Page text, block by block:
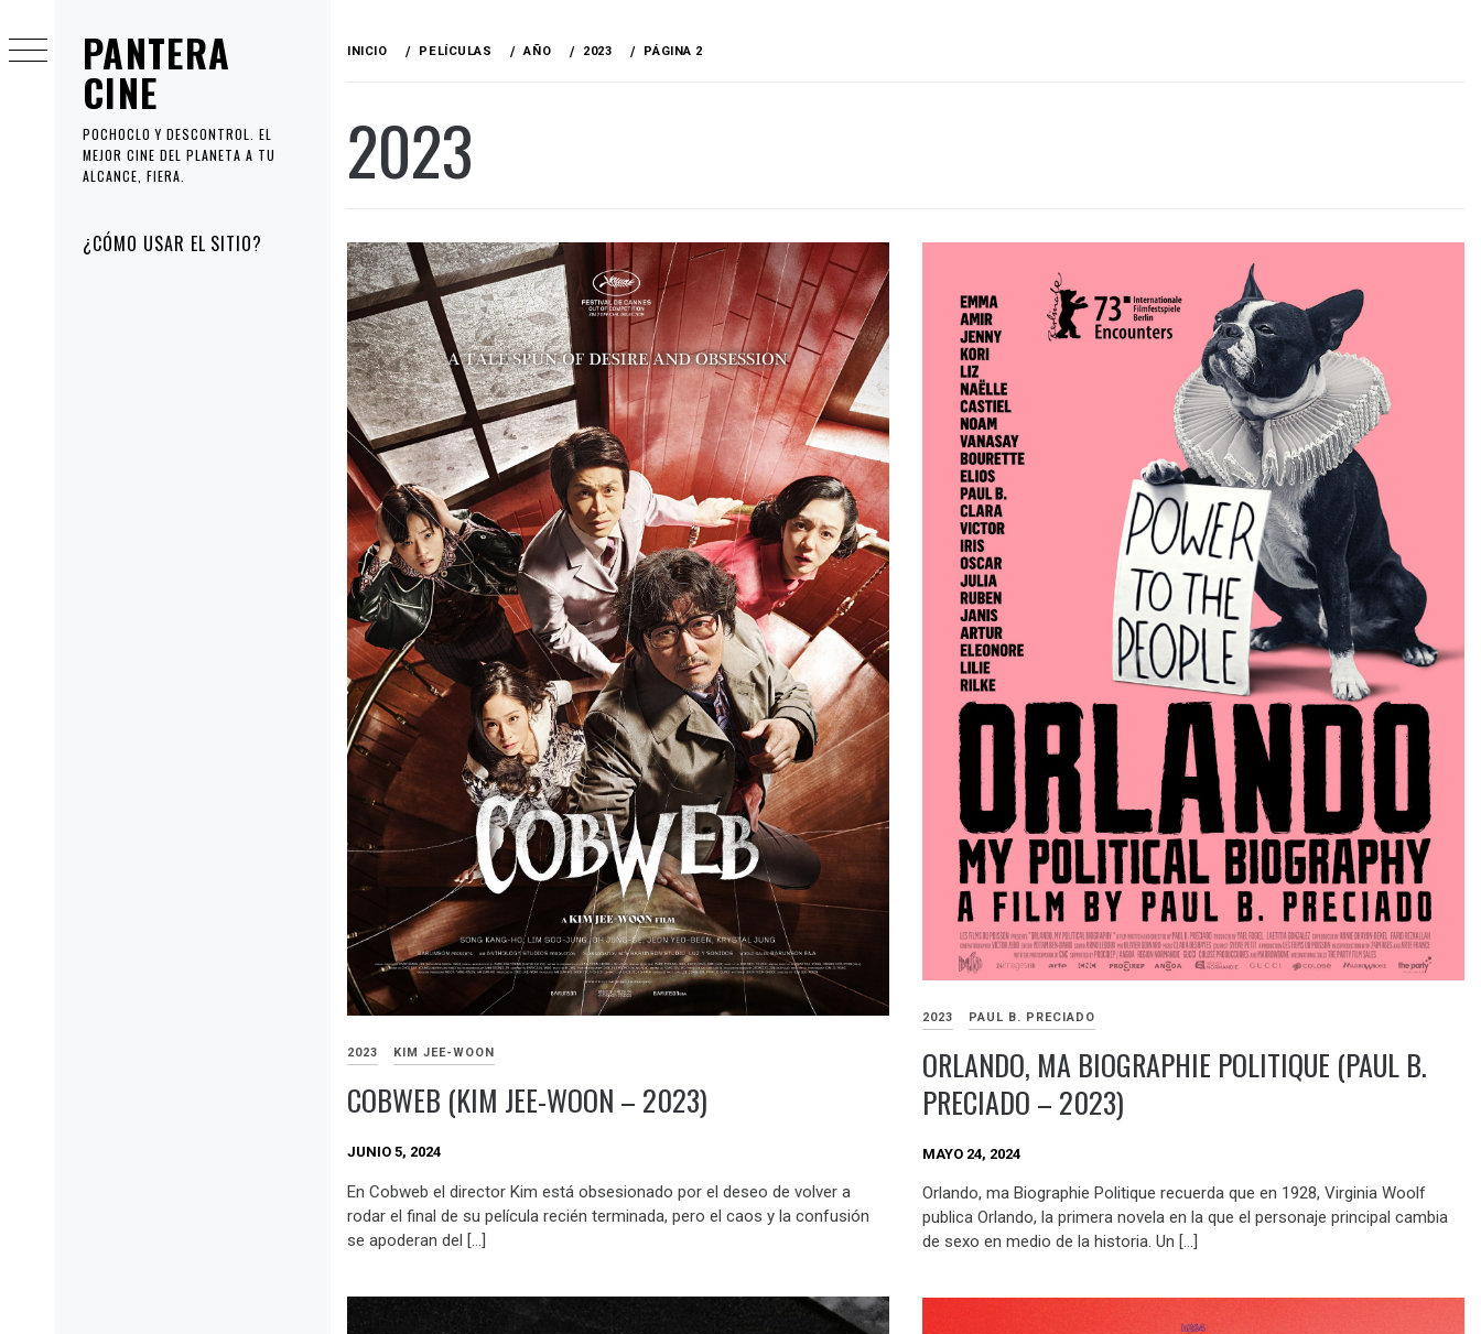
PANTERA
CINE
POCHOCLO Y DESCONTROL. EL
MEJOR CINE DEL PLANETA A TU
ALCANCE, FIERA.
principal
¿CÓMO USAR EL SITIO?
al
contenido
INICIO PELÍCULAS AÑO 2023 PÁGINA 2
2023
2023 KIM JEE-WOON
COBWEB (KIM JEE-WOON – 2023)
JUNIO 5, 2024
En Cobweb el director Kim está obsesionado por el deseo de volver a
rodar el final de su película recién terminada, pero el caos y la confusión
se apoderan del […]
2023 PAUL B. PRECIADO
ORLANDO, MA BIOGRAPHIE POLITIQUE (PAUL B.
PRECIADO – 2023)
MAYO 24, 2024
Orlando, ma Biographie Politique recuerda que en 1928, Virginia Woolf
publica Orlando, la primera novela en la que el personaje principal cambia
de sexo en medio de la historia. Un […]